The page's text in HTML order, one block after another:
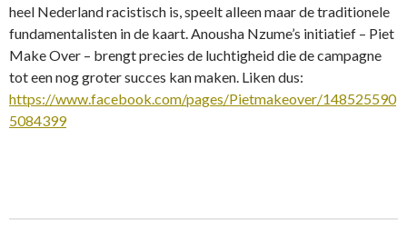
heel Nederland racistisch is, speelt alleen maar de traditionele
fundamentalisten in de kaart. Anousha Nzume’s initiatief – Piet
Make Over – brengt precies de luchtigheid die de campagne
tot een nog groter succes kan maken. Liken dus:
https://www.facebook.com/pages/Pietmakeover/148525590
5084399
Post